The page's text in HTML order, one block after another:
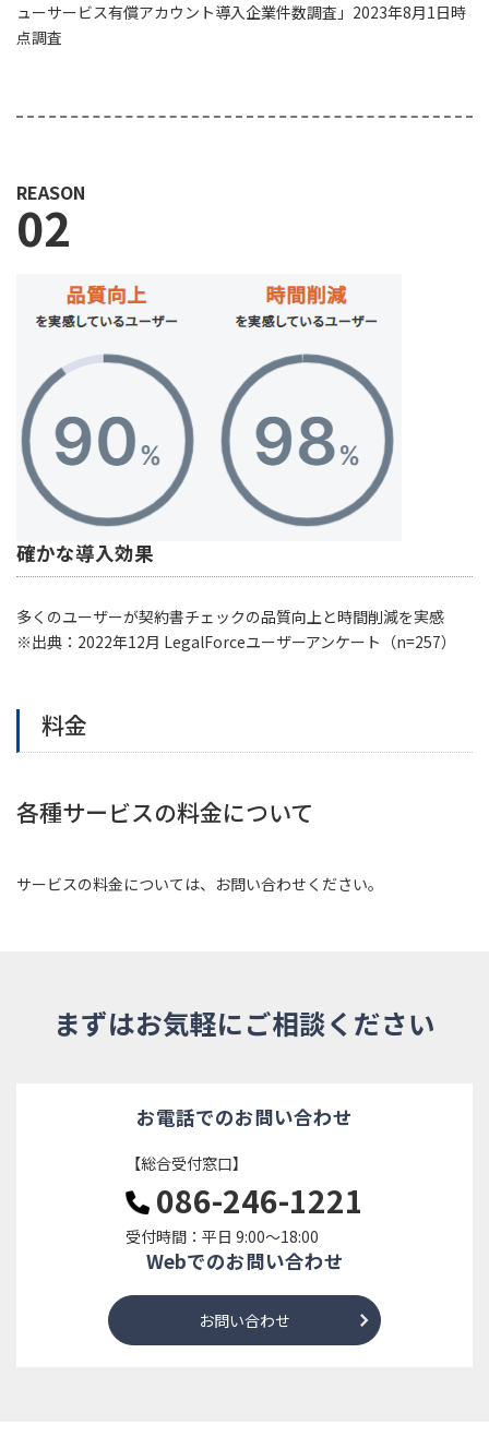
ューサービス有償アカウント導入企業件数調査」2023年8月1日時
点調査
REASON
02
確かな導入効果
多くのユーザーが契約書チェックの品質向上と時間削減を実感
※出典：2022年12月 LegalForceユーザーアンケート（n=257）
料金
各種サービスの料金について
サービスの料金については、お問い合わせください。
まずはお気軽にご相談ください
お電話でのお問い合わせ
【総合受付窓口】
086-246-1221
受付時間：平日 9:00～18:00
Webでのお問い合わせ
お問い合わせ